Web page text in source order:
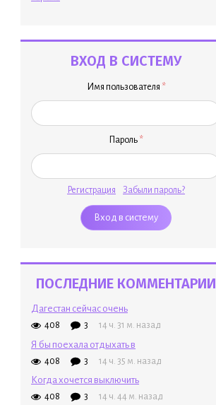
ВХОД В СИСТЕМУ
Имя пользователя *
Пароль *
Регистрация Забыли пароль?
ПОСЛЕДНИЕ КОММЕНТАРИИ
Дагестан сейчас очень
408 3 14 ч. 31 м. назад
Я бы поехала отдыхать в
408 3 14 ч. 35 м. назад
Когда хочется выключить
408 3 14 ч. 44 м. назад